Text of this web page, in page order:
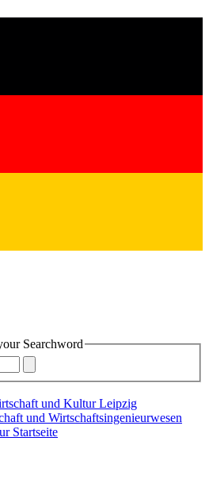
Searchword
und Kultur Leipzig
und Wirtschaftsingenieurwesen